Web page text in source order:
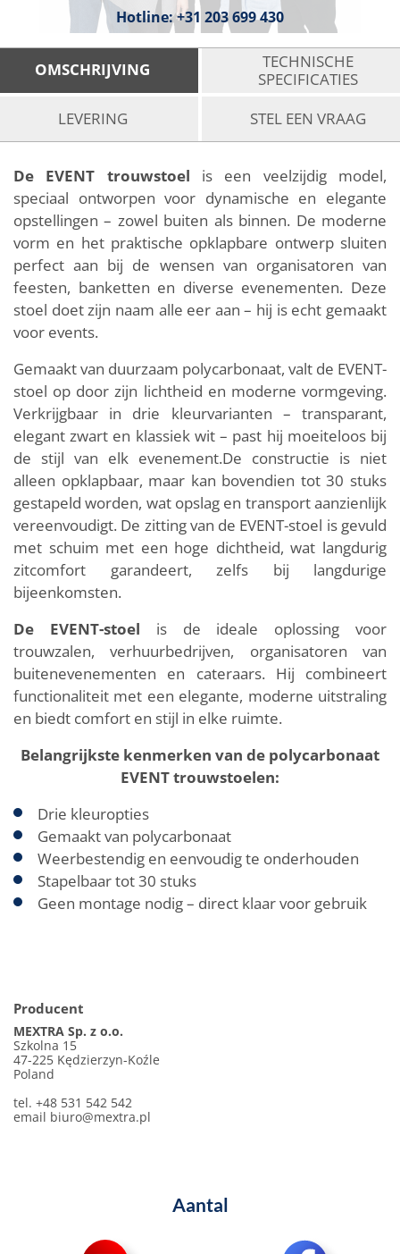
Hotline:+31 203 699 430
OMSCHRIJVING
TECHNISCHE
SPECIFICATIES
LEVERING
STEL EEN VRAAG
De EVENT trouwstoel is een veelzijdig model,
speciaal ontworpen voor dynamische en elegante
opstellingen – zowel buiten als binnen. De moderne
vorm en het praktische opklapbare ontwerp sluiten
perfect aan bij de wensen van organisatoren van
feesten, banketten en diverse evenementen. Deze
stoel doet zijn naam alle eer aan – hij is echt gemaakt
voor events.
Gemaakt van duurzaam polycarbonaat, valt de EVENT-
stoel op door zijn lichtheid en moderne vormgeving.
Verkrijgbaar in drie kleurvarianten – transparant,
elegant zwart en klassiek wit – past hij moeiteloos bij
de stijl van elk evenement.De constructie is niet
alleen opklapbaar, maar kan bovendien tot 30 stuks
gestapeld worden, wat opslag en transport aanzienlijk
vereenvoudigt. De zitting van de EVENT-stoel is gevuld
met schuim met een hoge dichtheid, wat langdurig
zitcomfort garandeert, zelfs bij langdurige
bijeenkomsten.
De EVENT-stoel is de ideale oplossing voor
trouwzalen, verhuurbedrijven, organisatoren van
buitenevenementen en cateraars. Hij combineert
functionaliteit met een elegante, moderne uitstraling
en biedt comfort en stijl in elke ruimte.
Belangrijkste kenmerken van de polycarbonaat
EVENT trouwstoelen:
Drie kleuropties
Gemaakt van polycarbonaat
Weerbestendig en eenvoudig te onderhouden
Stapelbaar tot 30 stuks
Geen montage nodig – direct klaar voor gebruik
Producent
MEXTRA Sp. z o.o.
Szkolna 15
47-225 Kędzierzyn-Koźle
Poland
tel. +48 531 542 542
email biuro@mextra.pl
Aantal